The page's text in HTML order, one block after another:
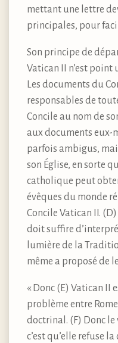
mettant une lettre
principales, pour
Son principe de
Vatican II n’est point
Les documents du
responsables de
Concile au nom de
aux documents eux-
parfois ambigus,
son Église, en sorte
catholique peut
évêques du monde
Concile Vatican II.
doit suffire
lumière de la
même a proposé de
« Donc (E) Vatican II
problème entre
doctrinal. (F) Donc le
c’est qu’elle refuse